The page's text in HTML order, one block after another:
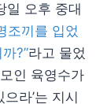
일 오후 중대
조끼를 입었
?”라고 물었
인 육영수가
라’는 지시